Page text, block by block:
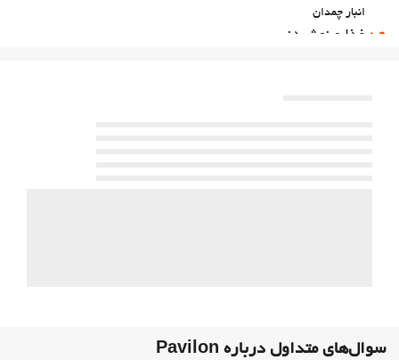
انبار چمدان
غذا و نوشیدنی
سوال‌های متداول درباره Pavilon